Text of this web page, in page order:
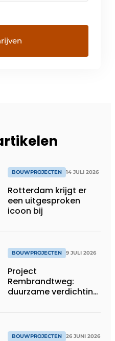
BOUWPROJECTEN 14 JULI 2026
Rotterdam krijgt er
een uitgesproken
icoon bij
BOUWPROJECTEN 9 JULI 2026
Project
Rembrandtweg:
duurzame verdichting
BOUWPROJECTEN 26 JUNI 2026